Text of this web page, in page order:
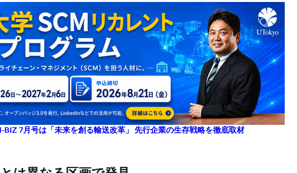
BIZ 7月号は「未来を創る輸送改革」 先行企業の生存戦略を徹底取材